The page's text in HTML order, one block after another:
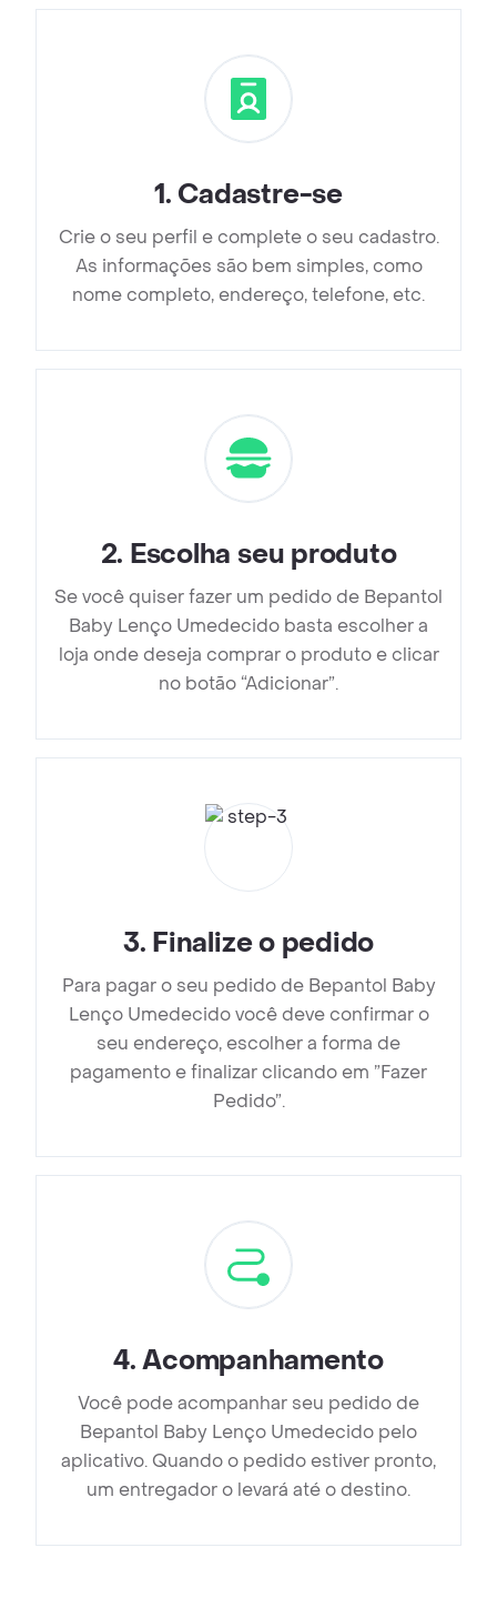
1. Cadastre-se
Crie o seu perfil e complete o seu cadastro.
As informações são bem simples, como
nome completo, endereço, telefone, etc.
2. Escolha seu produto
Se você quiser fazer um pedido de Bepantol
Baby Lenço Umedecido basta escolher a
loja onde deseja comprar o produto e clicar
no botão “Adicionar”.
3. Finalize o pedido
Para pagar o seu pedido de Bepantol Baby
Lenço Umedecido você deve confirmar o
seu endereço, escolher a forma de
pagamento e finalizar clicando em ”Fazer
Pedido”.
4.Acompanhamento
Você pode acompanhar seu pedido de
Bepantol Baby Lenço Umedecido pelo
aplicativo. Quando o pedido estiver pronto,
um entregador o levará até o destino.